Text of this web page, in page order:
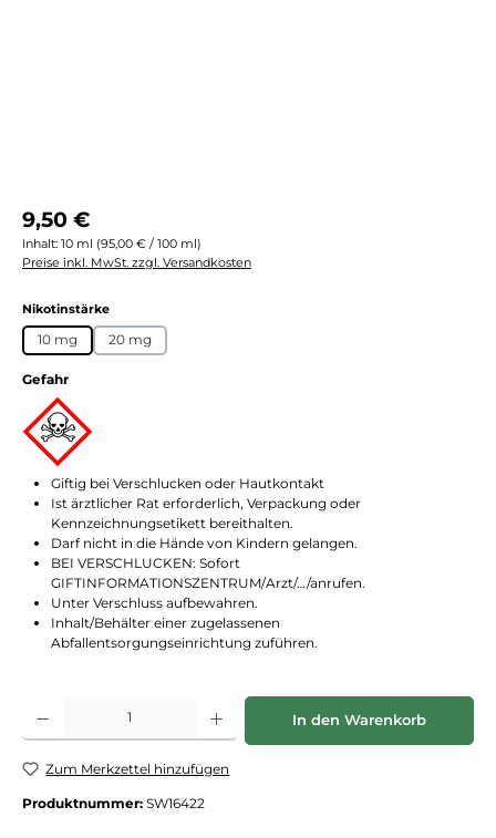
Regulärer Preis:
9,50 €
Inhalt: 10 ml (95,00 € / 100 ml)
Preise inkl. MwSt. zzgl. Versandkosten
Nikotinstärkeauswählen
10 mg 20 mg
Gefahr
Giftig bei Verschlucken oder Hautkontakt
Ist ärztlicher Rat erforderlich, Verpackung oder
Kennzeichnungsetikett bereithalten.
Darf nicht in die Hände von Kindern gelangen.
BEI VERSCHLUCKEN: Sofort
GIFTINFORMATIONSZENTRUM/Arzt/…/anrufen.
Unter Verschluss aufbewahren.
Inhalt/Behälter einer zugelassenen
Abfallentsorgungseinrichtung zuführen.
Produkt Anzahl: Gib den gewünschten Wert ein oder benutze die
In den Warenkorb
Zum Merkzettel hinzufügen
Produktnummer: SW16422